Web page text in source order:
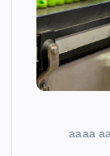
aaaa